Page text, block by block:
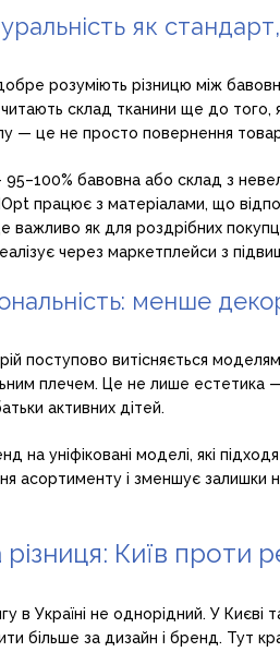
як
розуміють різницю між
склад тканини ще до того,
— це не просто повернення
бавовна або склад з
працює з матеріалами, що
важливо як для роздрібних
через маркетплейси з
менше
поступово витісняється
плечем. Це не лише естетика
активних дітей.
на уніфіковані моделі, які
асортименту і зменшує залишки
Київ проти
в Україні не однорідний. У Києві
більше за дизайн і бренд. Тут